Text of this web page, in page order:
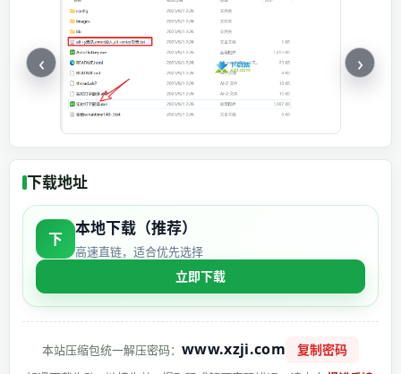
‹ ›
下载地址
下
本地下载（推荐）
高速直链，适合优先选择
立即下载
本站压缩包统一解压密码：www.xzji.com 复制密码